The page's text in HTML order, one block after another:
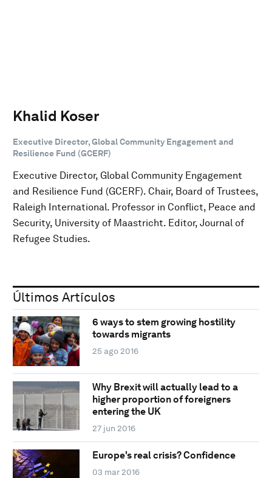
Khalid Koser
Executive Director, Global Community Engagement and
Resilience Fund (GCERF)
Executive Director, Global Community Engagement
and Resilience Fund (GCERF). Chair, Board of Trustees,
Raleigh International. Professor in Conflict, Peace and
Security, University of Maastricht. Editor, Journal of
Refugee Studies.
Últimos Artículos
6 ways to stem growing hostility
towards migrants
25 ago 2016
Why Brexit will actually lead to a
higher proportion of foreigners
entering the UK
27 jun 2016
Europe's real crisis? Confidence
03 mar 2016